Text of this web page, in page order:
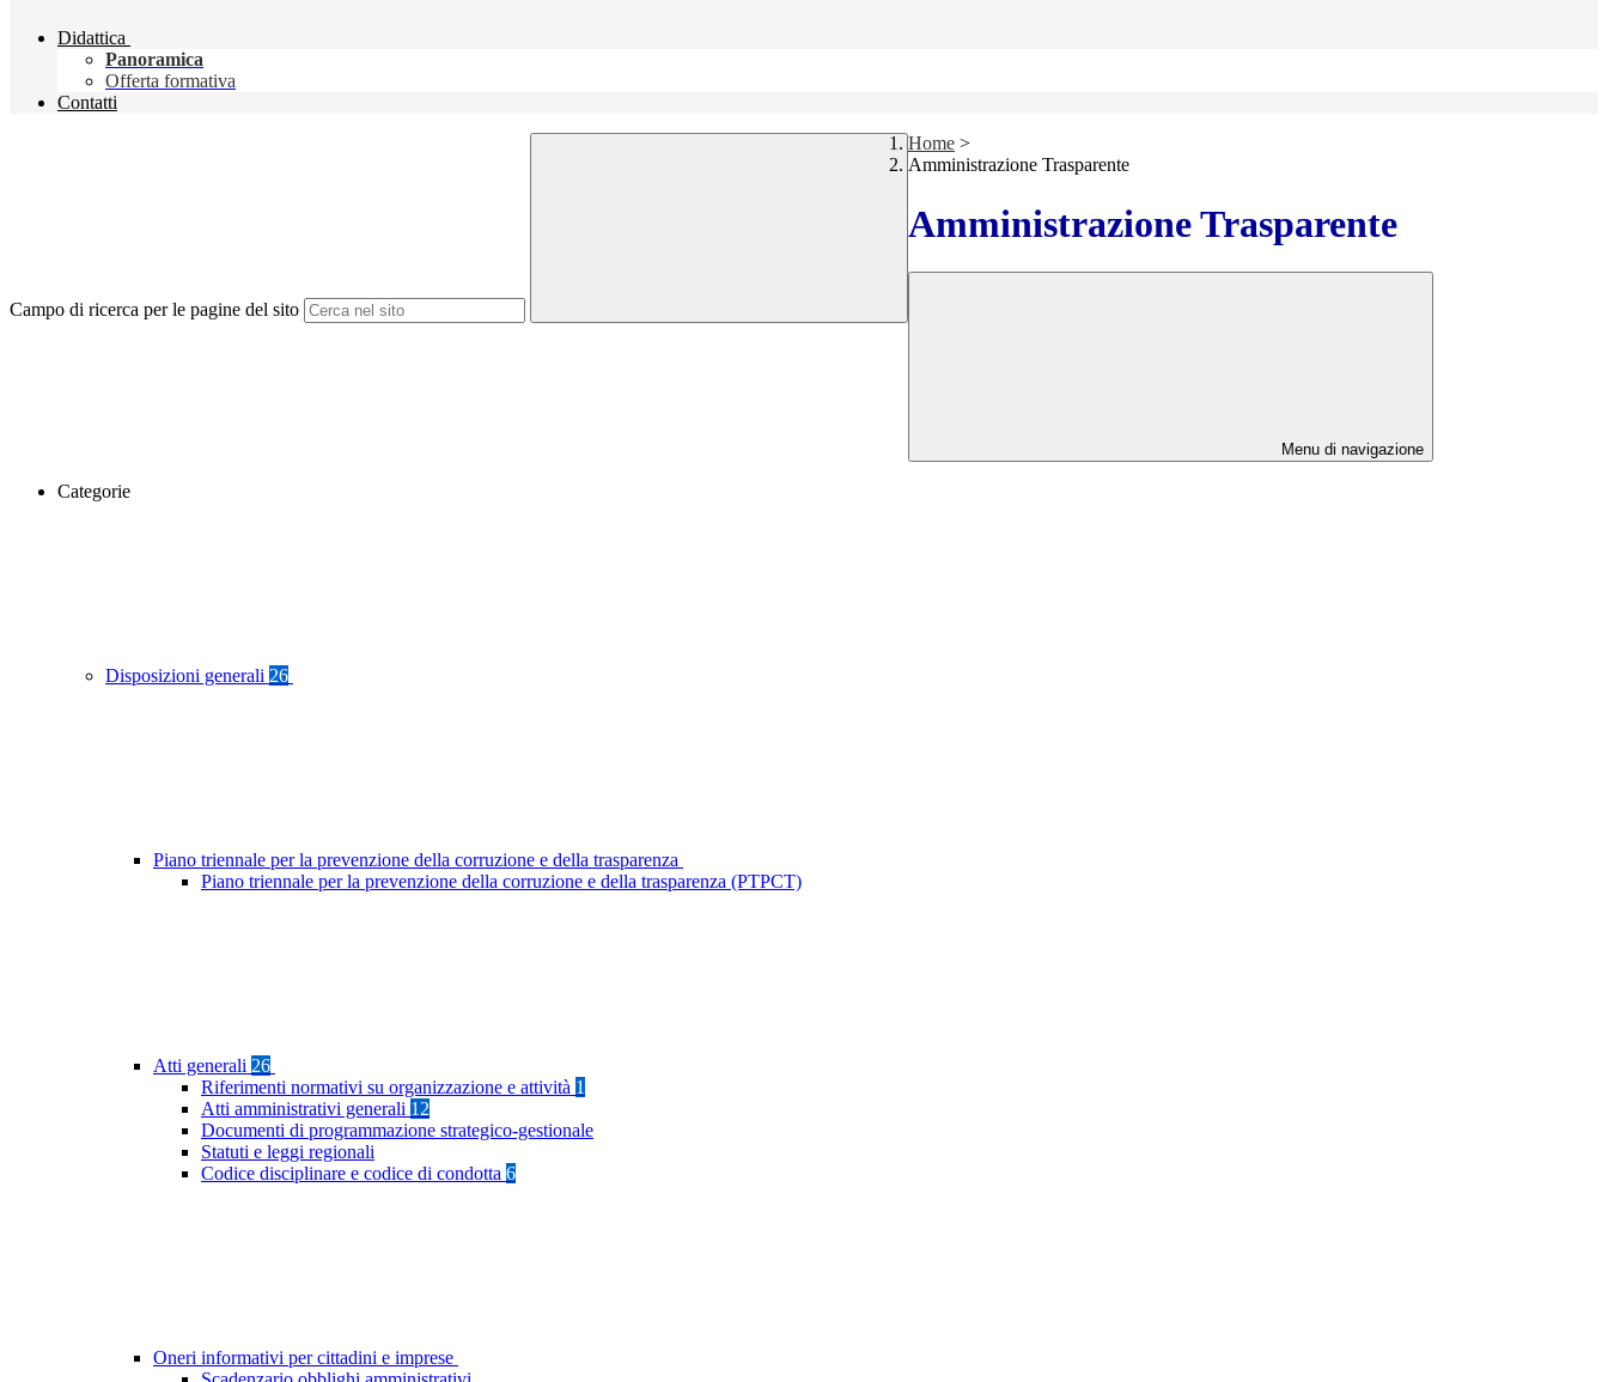
Didattica
Panoramica
Offerta formativa
Contatti
Campo di ricerca per le pagine del sito
Home >
Amministrazione Trasparente
Amministrazione Trasparente
Menu di navigazione
Categorie
Disposizioni generali 26
Piano triennale per la prevenzione della corruzione e della trasparenza
Piano triennale per la prevenzione della corruzione e della trasparenza (PTPCT)
Atti generali 26
Riferimenti normativi su organizzazione e attività 1
Atti amministrativi generali 12
Documenti di programmazione strategico-gestionale
Statuti e leggi regionali
Codice disciplinare e codice di condotta 6
Oneri informativi per cittadini e imprese